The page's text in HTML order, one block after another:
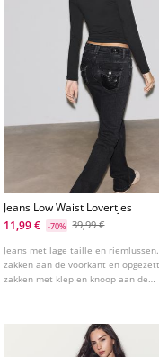
Jeans Low Waist Lovertjes
11,99 €
-70% 39,99 €
Jeans met lage taille en
zakken aan de voorkant en
zakken met klep en knoop aan de